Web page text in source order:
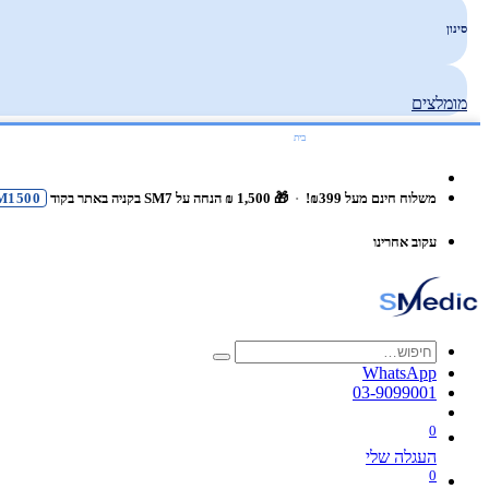
סינון
מומלצים
בית
משלוח חינם מעל ₪399! · 🎁 1,500 ₪ הנחה על SM7 בקניה באתר בקוד
עקוב אחרינו
WhatsApp
03-9099001
0
העגלה שלי
0